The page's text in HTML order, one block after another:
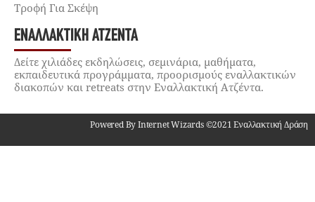
Τροφή Για Σκέψη
ΕΝΑΛΛΑΚΤΙΚΉ ΑΤΖΈΝΤΑ
Δείτε χιλιάδες εκδηλώσεις, σεμινάρια, μαθήματα,
εκπαιδευτικά προγράμματα, προορισμούς εναλλακτικών
διακοπών και retreats στην Εναλλακτική Ατζέντα.
Powered By Internet Wizards ©2021 Εναλλακτική Δράση